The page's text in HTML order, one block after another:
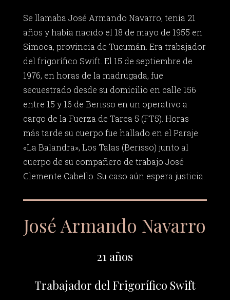
Se llamaba José Armando Navarro, tenía 21
años y había nacido el 18 de mayo de 1955 en
Simoca, provincia de Tucumán. Era trabajador
del frigorífico Swift. El 15 de septiembre de
1976, en horas de la madrugada, fue
secuestrado desde su domicilio en calle 156
entre 15 y 16 de Berisso en un operativo a
cargo de la Fuerza de Tarea 5 (FT5). Horas
más tarde su cuerpo fue hallado en el Paraje
«La Balandra», Los Talas (Berisso) junto al
cuerpo de su compañero de trabajo José
Clemente Cabello. Su caso aún espera justicia.
José Armando Navarro
21 años
Trabajador del Frigorífico Swift